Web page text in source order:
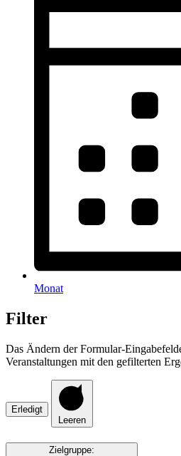
Monat
Filter
Das Ändern der Formular-
Veranstaltungen mit den gefilterten
Erledigt
Leeren
Zielgruppe: